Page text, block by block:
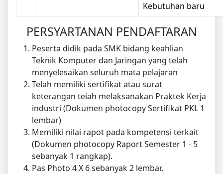
Kebutuhan baru
PERSYARTANAN PENDAFTARAN
Peserta didik pada SMK bidang keahlian
Teknik Komputer dan Jaringan yang telah
menyelesaikan seluruh mata pelajaran
Telah memiliki sertifikat atau surat
keterangan teiah melaksanakan Praktek Kerja
industri (Dokumen photocopy Sertifikat PKL 1
lembar)
Memiliki nilai rapot pada kompetensi terkait
(Dokumen photocopy Raport Semester 1 - 5
sebanyak 1 rangkap).
Pas Photo 4 X 6 sebanyak 2 lembar.